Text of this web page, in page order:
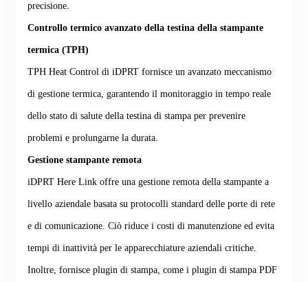
precisione.
Controllo termico avanzato della testina della stampante
termica (TPH)
TPH Heat Control di iDPRT fornisce un avanzato meccanismo
di gestione termica, garantendo il monitoraggio in tempo reale
dello stato di salute della testina di stampa per prevenire
problemi e prolungarne la durata.
Gestione stampante remota
iDPRT Here Link offre una gestione remota della stampante a
livello aziendale basata su protocolli standard delle porte di rete
e di comunicazione. Ciò riduce i costi di manutenzione ed evita
tempi di inattività per le apparecchiature aziendali critiche.
Inoltre, fornisce plugin di stampa, come i plugin di stampa PDF